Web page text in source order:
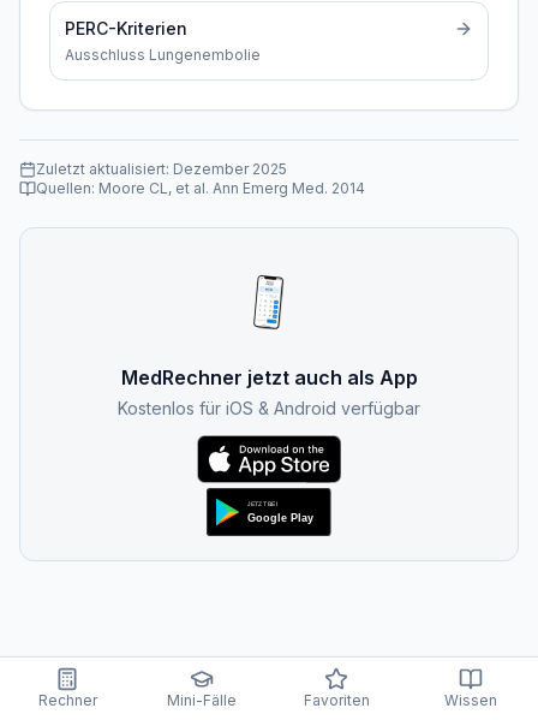
PERC-Kriterien
Ausschluss Lungenembolie
Zuletzt aktualisiert: Dezember 2025
Quellen: Moore CL, et al. Ann Emerg Med. 2014
MedRechner jetzt auch als App
Kostenlos für iOS & Android verfügbar
Rechner Mini-Fälle Favoriten Wissen